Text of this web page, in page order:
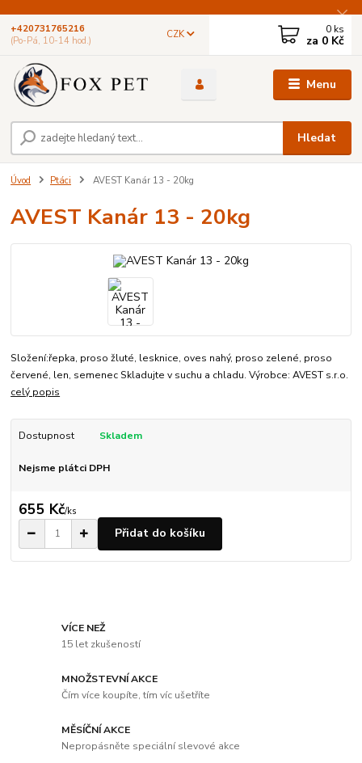
Menu
CZK
Hledat
+420731765216
(Po-Pá, 10-14 hod.)
0 ks
za 0 Kč
Úvod Ptáci AVEST Kanár 13 - 20kg
AVEST Kanár 13 - 20kg
Složení:řepka, proso žluté, lesknice, oves nahý, proso zelené, proso
červené, len, semenec Skladujte v suchu a chladu. Výrobce: AVEST s.r.o.
celý popis
Dostupnost Skladem
Nejsme plátci DPH
655 Kč/ks
Přidat do košíku
VÍCE NEŽ
15 let zkušeností
MNOŽSTEVNÍ AKCE
Čím více koupíte, tím víc ušetříte
MĚSÍČNÍ AKCE
Nepropásněte speciální slevové akce